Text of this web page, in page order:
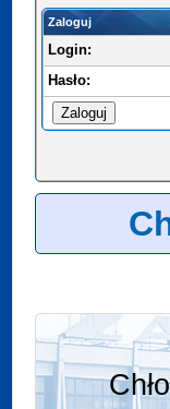
Zaloguj
Login:
Hasło: